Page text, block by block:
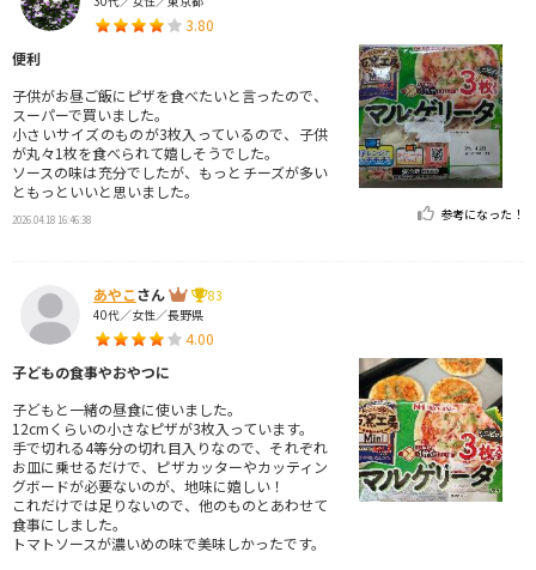
3.80
便利
子供がお昼ご飯にピザを食べたいと言ったので、
スーパーで買いました。
小さいサイズのものが3枚入っているので、子供
が丸々1枚を食べられて嬉しそうでした。
ソースの味は充分でしたが、もっとチーズが多い
ともっといいと思いました。
2026.04.18 16:46:38 参考になった！
あやこさん
83
40代／女性／長野県
4.00
子どもの食事やおやつに
子どもと一緒の昼食に使いました。
12cmくらいの小さなピザが3枚入っています。
手で切れる4等分の切れ目入りなので、それぞれ
お皿に乗せるだけで、ピザカッターやカッティン
グボードが必要ないのが、地味に嬉しい！
これだけでは足りないので、他のものとあわせて
食事にしました。
トマトソースが濃いめの味で美味しかったです。